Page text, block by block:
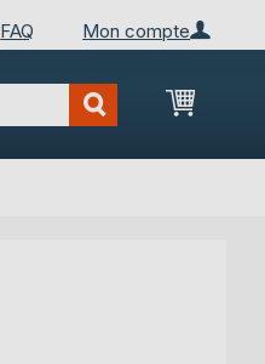
Mon compte
FAQ
Mon